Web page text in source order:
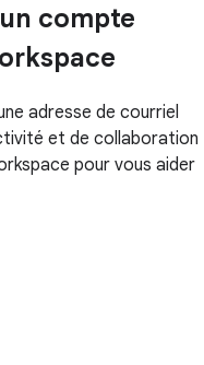
compte
adresse de courriel
et de collaboration
pour vous aider